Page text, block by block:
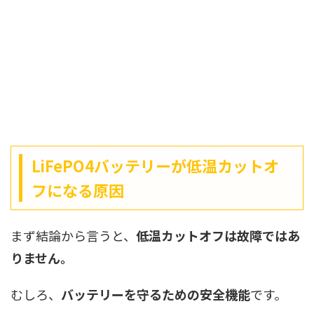
LiFePO4バッテリーが低温カットオ
フになる原因
まず結論から言うと、 低温カットオフは故障ではあ
りません。
むしろ、 バッテリーを守るための安全機能です。